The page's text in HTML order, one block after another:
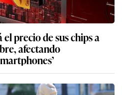
precio de sus chips a
afectando